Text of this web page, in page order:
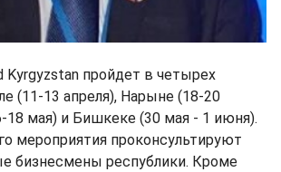
Kyrgyzstan пройдет в четырех
(11-13 апреля), Нарыне (18-20
18 мая) и Бишкеке (30 мая - 1 июня).
мероприятия проконсультируют
бизнесмены республики. Кроме